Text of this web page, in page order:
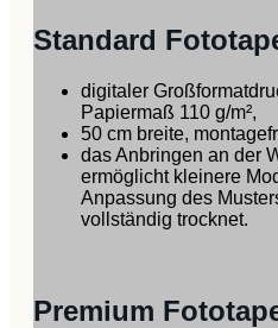
Standard
digitaler
Papiermaß 110 g/m²,
50 cm breite,
das Anbringen an der
ermöglicht kleinere
Anpassung des
vollständig trocknet.
Premium